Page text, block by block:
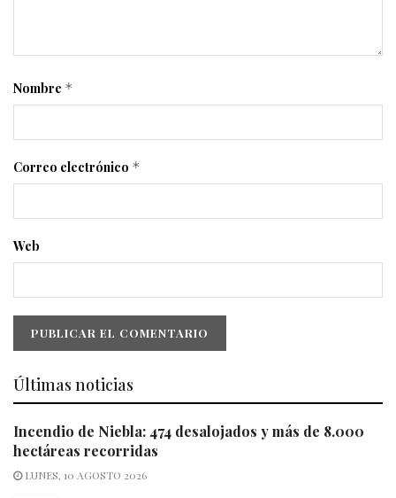
Nombre *
Correo electrónico *
Web
Últimas noticias
Incendio de Niebla: 474 desalojados y más de 8.000
hectáreas recorridas
LUNES, 10 AGOSTO 2026